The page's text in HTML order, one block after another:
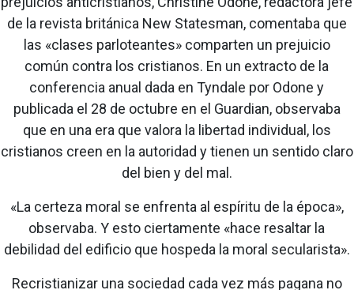
de la revista británica New Statesman, comentaba que
las «clases parloteantes» comparten un prejuicio
común contra los cristianos. En un extracto de la
conferencia anual dada en Tyndale por Odone y
publicada el 28 de octubre en el Guardian, observaba
que en una era que valora la libertad individual, los
cristianos creen en la autoridad y tienen un sentido claro
del bien y del mal.
«La certeza moral se enfrenta al espíritu de la época»,
observaba. Y esto ciertamente «hace resaltar la
debilidad del edificio que hospeda la moral secularista».
Recristianizar una sociedad cada vez más pagana no